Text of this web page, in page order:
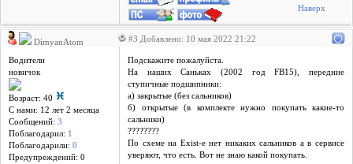
Наверх
DimyanAtom #3 Добавлено: 10 мая 2022 21:22
Водители
новичок
Возраст: 40
С нами: 12 лет 2 месяцa
Сообщений: 3
Поблагодарил: 1
Поблагодарили: 0
Предупреждений: 0
Подскажите пожалуйста.
На наших Саньках (2002 год FB15), передние
ступичные подшипники:
а) закрытые (без сальников)
б) открытые (в комплекте нужно покупать какие-то
сальники)
????????
По схеме на Exist-e нет никаких сальников а в сервисе
уверяют, что есть. Вот не знаю какой покупать.